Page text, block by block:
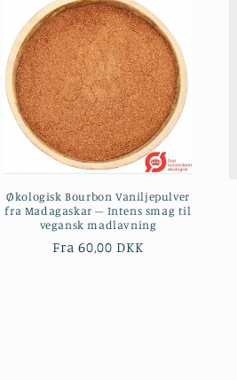
Økologisk Bourbon Vaniljepulver
fra Madagaskar – Intens smag til
vegansk madlavning
Normalpris
Fra 60,00 DKK